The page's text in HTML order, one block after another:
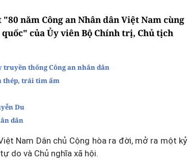
năm Công an Nhân dân Việt Nam cùng
của Ủy viên Bộ Chính trị, Chủ tịch
truyền thống Công an nhân dân
thép, trái tim ấm
Du
dân
Nam Dân chủ Cộng hòa ra đời, mở ra một kỷ
do và Chủ nghĩa xã hội.